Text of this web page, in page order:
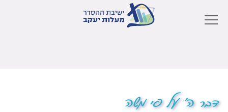
דבר ה' על פי משה